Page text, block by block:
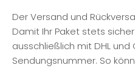
Der Versand und
Damit Ihr Paket stets
ausschließlich mit DHL und
Sendungsnummer. So